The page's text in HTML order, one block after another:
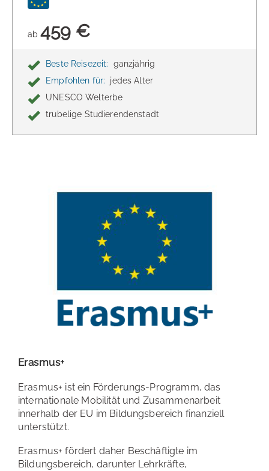
ab459 €
Beste Reisezeit:
ganzjährig
Empfohlen für:
jedes Alter
UNESCO Welterbe
trubelige Studierendenstadt
Erasmus+
Erasmus+ ist ein Förderungs-Programm, das
internationale Mobilität und Zusammenarbeit
innerhalb der EU im Bildungsbereich finanziell
unterstützt.
Erasmus+ fördert daher Beschäftigte im
Bildungsbereich, darunter Lehrkräfte,